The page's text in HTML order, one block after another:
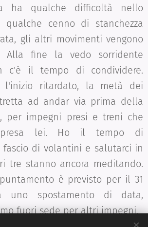
ha qualche difficoltà nello
qualche cenno di stanchezza
gli altri movimenti vengono
Alla fine la vedo sorridente
c'è il tempo di condividere.
l'inizio ritardato, la metà dei
ad andar via prima della
per impegni presi e treni che
lei. Ho il tempo di
fascio di volantini e salutarci in
tre stanno ancora meditando.
è previsto per il 31
uno spostamento di data,
fuori sede per altri impegni.